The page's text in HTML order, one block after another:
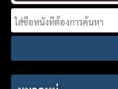
Search
for: